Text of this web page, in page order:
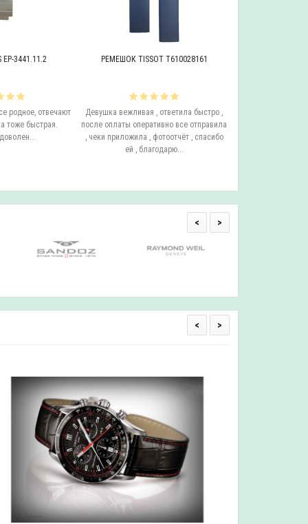
EP-3441.11.2
родное, отвечают
тоже быстрая.
РЕМЕШОК TISSOT T610028161
Девушка вежливая , ответила быстро ,
после оплаты оперативно все отправила
, чеки приложила , фотоотчёт , спасибо
ей , благодарю...
< >
< >